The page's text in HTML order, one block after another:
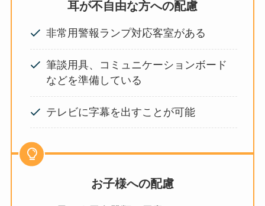
耳が不自由な方への配慮
非常用警報ランプ対応客室がある
筆談用具、コミュニケーションボード
などを準備している
テレビに字幕を出すことが可能
お子様への配慮